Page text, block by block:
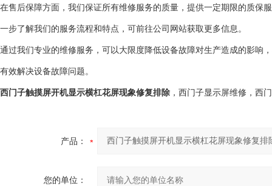
在售后保障方面，我们保证所有维修服务的质量，提供一定期限的质保
一步了解我们的服务流程和特点，可前往公司网站获取更多信息。
通过我们专业的维修服务，可以大限度降低设备故障对生产造成的影响
有效解决设备故障问题。
西门子触摸屏开机显示横杠花屏现象修复排除 ，西门子显示屏维修，西
产品：
您的单位：